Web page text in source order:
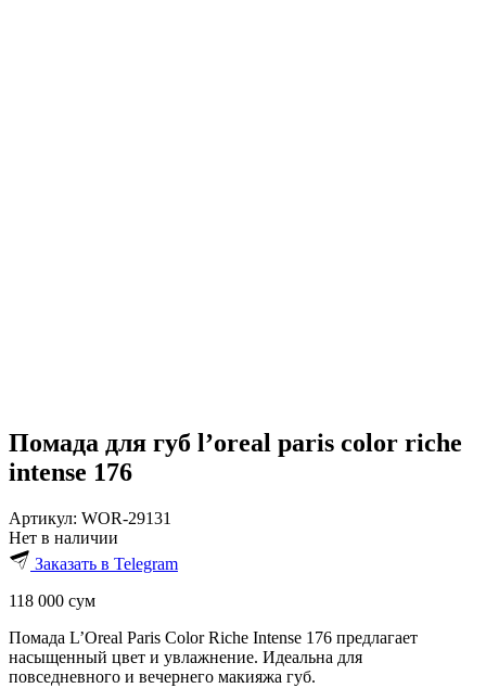
Помада для губ l’oreal paris color riche
intense 176
Артикул: WOR-29131
Нет в наличии
Заказать в Telegram
118 000 сум
Помада L’Oreal Paris Color Riche Intense 176 предлагает
насыщенный цвет и увлажнение. Идеальна для
повседневного и вечернего макияжа губ.